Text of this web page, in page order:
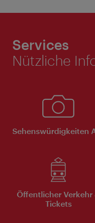
Services
Nützliche
Sehenswürdigkeiten
Öffentlicher Verkehr
Tickets